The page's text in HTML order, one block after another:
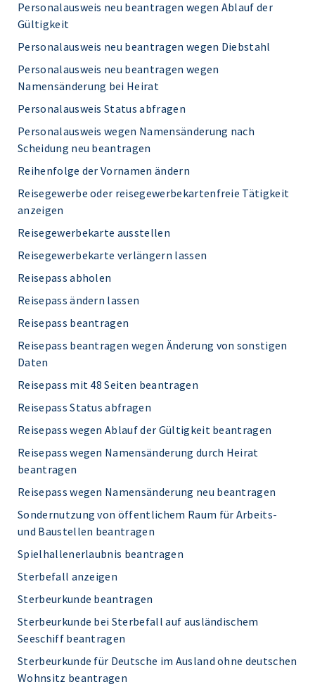
Personalausweis neu beantragen wegen Ablauf der
Gültigkeit
Personalausweis neu beantragen wegen Diebstahl
Personalausweis neu beantragen wegen
Namensänderung bei Heirat
Personalausweis Status abfragen
Personalausweis wegen Namensänderung nach
Scheidung neu beantragen
Reihenfolge der Vornamen ändern
Reisegewerbe oder reisegewerbekartenfreie Tätigkeit
anzeigen
Reisegewerbekarte ausstellen
Reisegewerbekarte verlängern lassen
Reisepass abholen
Reisepass ändern lassen
Reisepass beantragen
Reisepass beantragen wegen Änderung von sonstigen
Daten
Reisepass mit 48 Seiten beantragen
Reisepass Status abfragen
Reisepass wegen Ablauf der Gültigkeit beantragen
Reisepass wegen Namensänderung durch Heirat
beantragen
Reisepass wegen Namensänderung neu beantragen
Sondernutzung von öffentlichem Raum für Arbeits-
und Baustellen beantragen
Spielhallenerlaubnis beantragen
Sterbefall anzeigen
Sterbeurkunde beantragen
Sterbeurkunde bei Sterbefall auf ausländischem
Seeschiff beantragen
Sterbeurkunde für Deutsche im Ausland ohne deutschen
Wohnsitz beantragen